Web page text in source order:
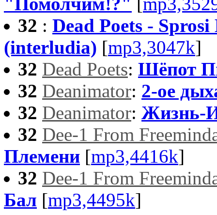
32 : Dead Poets -
(interludia) [mp3,3047k]
32 Dead Poets: Шёпот
32 Deanimator: 2-ое
32 Deanimator: Жизнь-
32 Dee-1 From
Племени [mp3,4416k]
32 Dee-1 From
Бал [mp3,4495k]